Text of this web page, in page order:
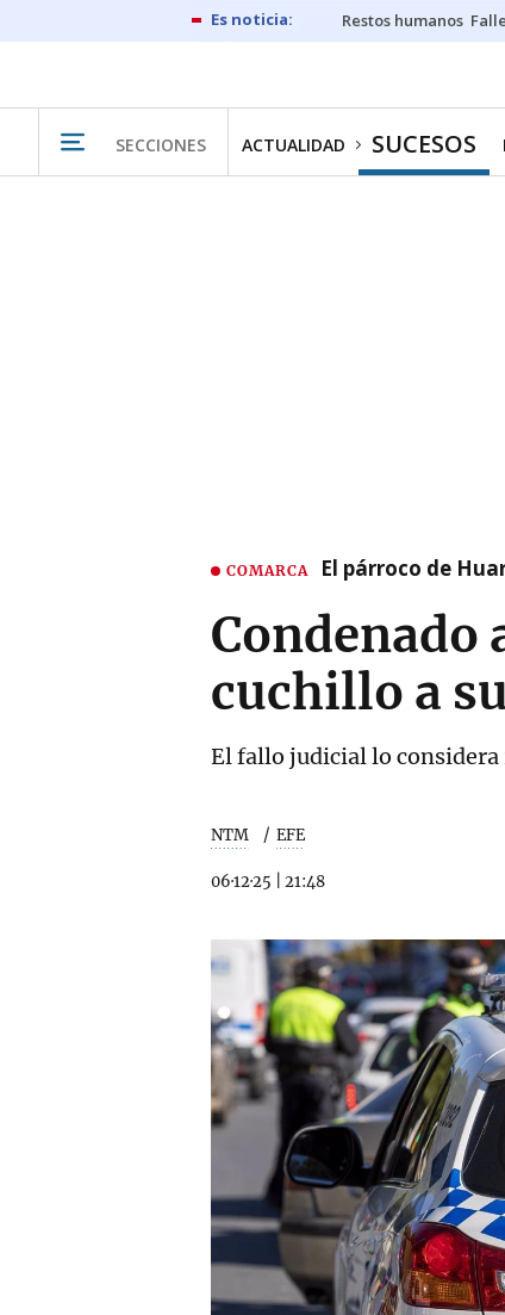
Restos humanos
SECCIONES ACTUALIDAD SUCESOS
COMARCA El párroco de
Condenado
cuchillo a
El fallo judicial lo considera
NTM EFE
06·12·25 21:48